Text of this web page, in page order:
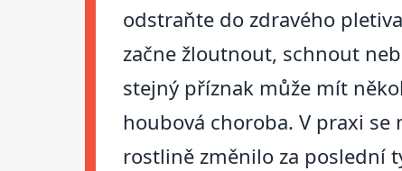
odstraňte do zdravého
začne žloutnout, schnout
stejný příznak může mít
houbová choroba. V praxi se
rostlině změnilo za poslední